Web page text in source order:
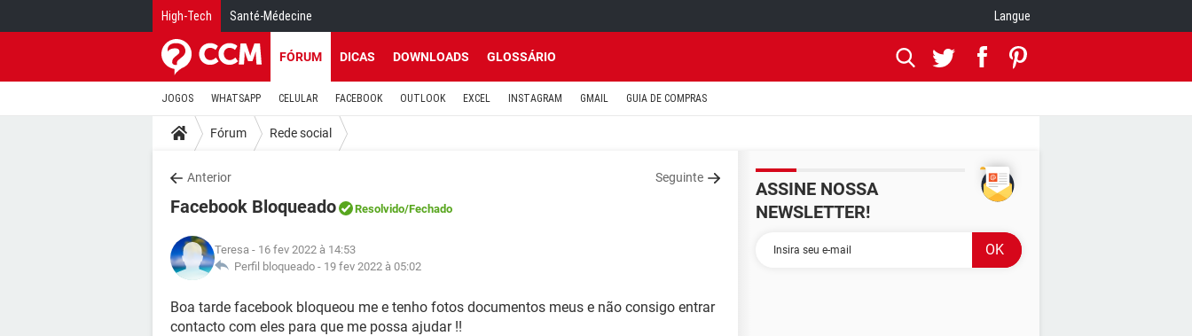
High-Tech Santé-Médecine Langue
FÓRUM DICAS DOWNLOADS GLOSSÁRIO
JOGOS WHATSAPP CELULAR FACEBOOK OUTLOOK EXCEL INSTAGRAM GMAIL GUIA DE COMPRAS
Fórum Rede social
Anterior Seguinte
Facebook Bloqueado Resolvido/Fechado
Teresa - 16 fev 2022 à 14:53
Perfil bloqueado - 19 fev 2022 à 05:02
Boa tarde facebook bloqueou me e tenho fotos documentos meus e não consigo entrar
contacto com eles para que me possa ajudar !!
ASSINE NOSSA
NEWSLETTER!